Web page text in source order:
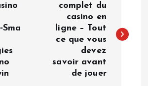
complet du
casino en
ligne – Tout
ce que vous
devez
savoir avant
de jouer